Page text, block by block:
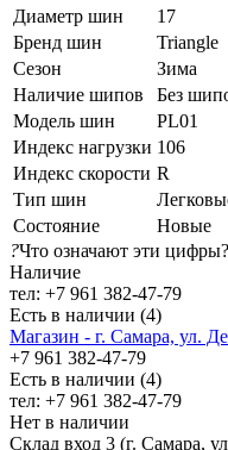
Диаметр шин
17
Бренд шин
Triangle
Сезон
Зима
Наличие шипов
Без
Модель шин
PL01
Индекс нагрузки 106
Индекс скорости R
Тип шин
Состояние
Новые
?Что означают эти цифры?
Наличие
тел: +7 961 382-47-79
Есть в наличии (4)
Магазин - г. Самара, ул.
+7 961 382-47-79
Есть в наличии (4)
тел: +7 961 382-47-79
Нет в наличии
Склад вход 3 (г. Самара,